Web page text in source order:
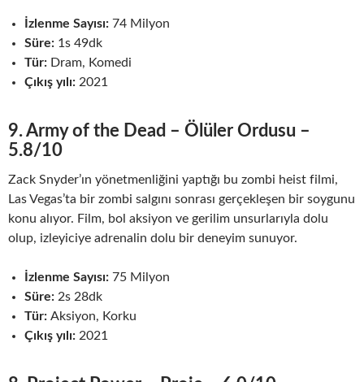
İzlenme Sayısı: 74 Milyon
Süre: 1s 49dk
Tür: Dram, Komedi
Çıkış yılı: 2021
9. Army of the Dead – Ölüler Ordusu –
5.8/10
Zack Snyder’ın yönetmenliğini yaptığı bu zombi heist filmi,
Las Vegas’ta bir zombi salgını sonrası gerçekleşen bir soygunu
konu alıyor. Film, bol aksiyon ve gerilim unsurlarıyla dolu
olup, izleyiciye adrenalin dolu bir deneyim sunuyor.
İzlenme Sayısı: 75 Milyon
Süre: 2s 28dk
Tür: Aksiyon, Korku
Çıkış yılı: 2021